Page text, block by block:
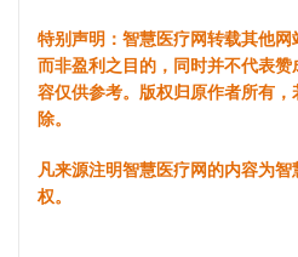
特别声明：智慧医疗网转载其他
而非盈利之目的，同时并不代表
容仅供参考。版权归原作者所有，
除。
凡来源注明智慧医疗网的内容为
权。